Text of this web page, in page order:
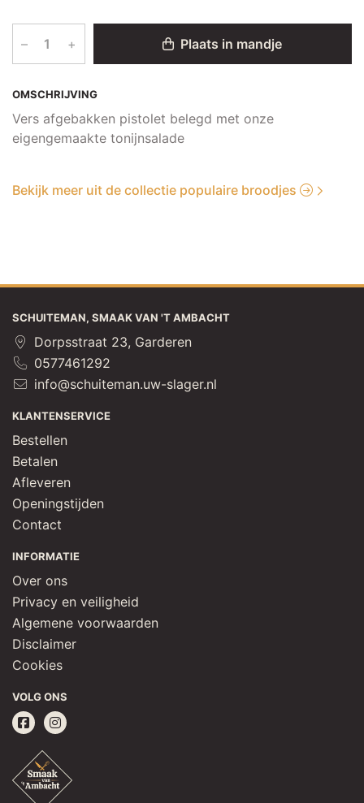
OMSCHRIJVING
Vers afgebakken pistolet belegd met onze
eigengemaakte tonijnsalade
– + Plaats in mandje
Bekijk meer uit de collectie populaire broodjes
SCHUITEMAN, SMAAK VAN 'T AMBACHT
Dorpsstraat 23, Garderen
0577461292
info@schuiteman.uw-slager.nl
KLANTENSERVICE
Bestellen
Betalen
Afleveren
Openingstijden
Contact
INFORMATIE
Over ons
Privacy en veiligheid
Algemene voorwaarden
Disclaimer
Cookies
VOLG ONS